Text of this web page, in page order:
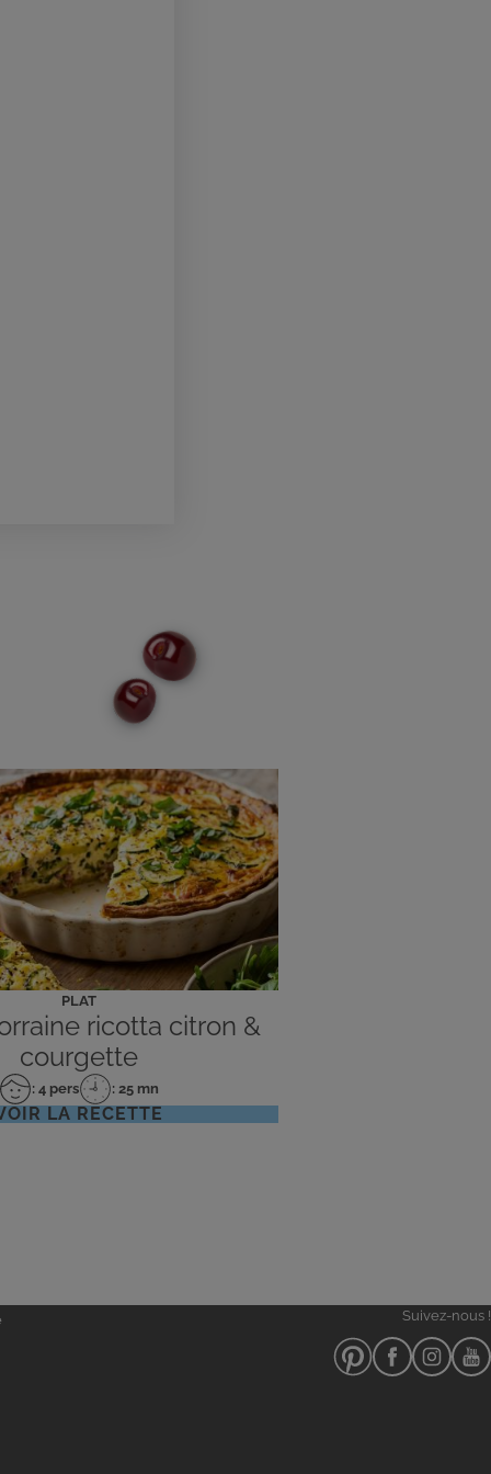
PLAT
ricotta citron &
courgette
: 4 pers
Temps
de
: 25 mn
LA RECETTE
Suivez-nous !
Notre
pinterest
Notre
facebook
Notre